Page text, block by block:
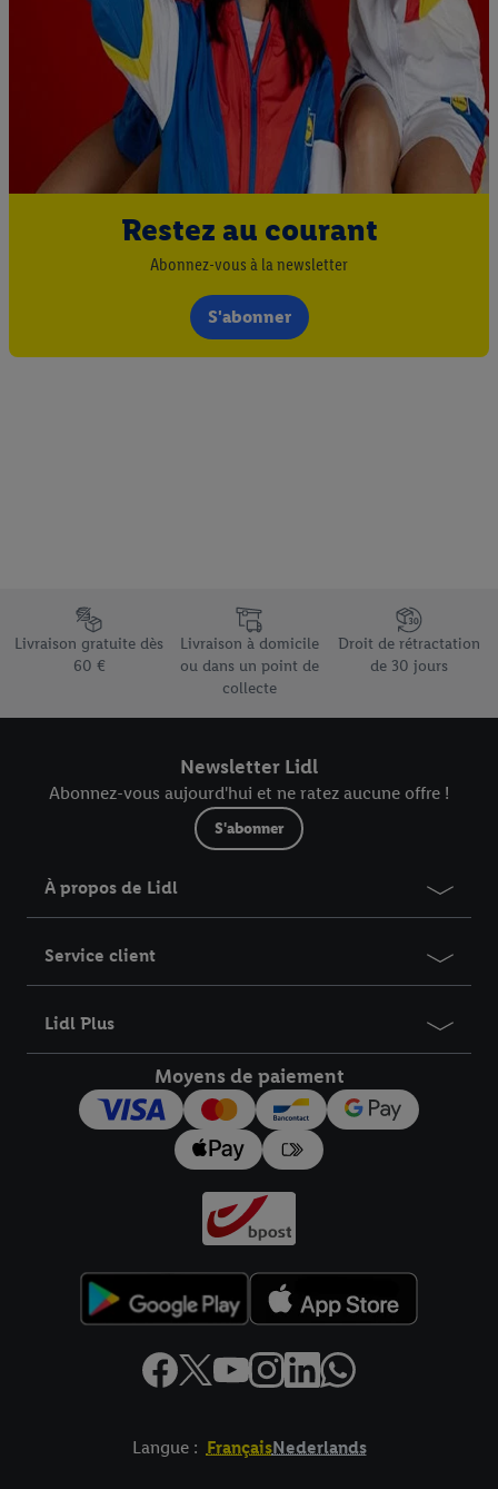
Restez au courant
Abonnez-vous à la newsletter
S'abonner
Élément du pied de page avec les différents arguments de
Livraison gratuite dès
60 €
Livraison à domicile
ou dans un point de
collecte
Droit de rétractation
de 30 jours
Newsletter Lidl
Abonnez-vous aujourd'hui et ne ratez aucune offre !
S'abonner
À propos de Lidl
Service client
Lidl Plus
Moyens de paiement
Langue : FrançaisNederlands